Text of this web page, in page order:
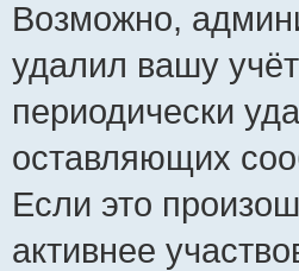
Возможно,
удалил вашу
периодически
оставляющих
Если это
активнее